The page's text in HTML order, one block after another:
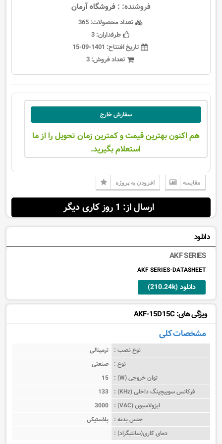
فروشنده: : فروشگاه آرمان
تعداد محصولات:365
طرفداران:3
تاریخ افتتاح: 1401-09-15
تعداد فروش:3
سفارش خارج
هم اکنون بهترین قیمت و کمترین زمان تحویل را از ما
استعلام بگیرید.
مقایسه افزودن به پروژه
ارسال از: 1 روز کاری دیگر
دانلود
AKF SERIES
AKF SERIES-DATASHEET
دانلود (210.24k)
ویژگی های: AKF-15D15C
مشخصات کلی
نوع نصب : ترمینالی
نوع : صنعتی
توان خروجی (W) :
15
فرکانس سوییچینگ داخلی (KHz) :
133
ایزولاسیون (VAC) :
3000
جنس بدنه : پلاستیکی
دمای کاری(سانتیگراد) :